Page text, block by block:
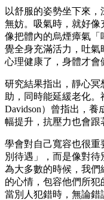
以舒服的姿勢坐下來
無妨。吸氣時，就好
像把體內的烏煙瘴氣
覺全身充滿活力，吐
心理健康了，身體才會
研究結果指出，靜心
助，同時能延緩老化
Davidson）曾指出，
幅提升，抗壓力也會跟
學會對自己寬容也很
別待遇」，而是像對
為大多數的時候，我們
的心情，包容他們所犯
當別人犯錯時，無論